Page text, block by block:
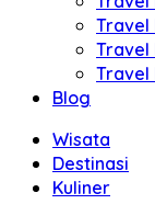
Travel
Travel
Travel
Blog
Wisata
Destinasi
Kuliner